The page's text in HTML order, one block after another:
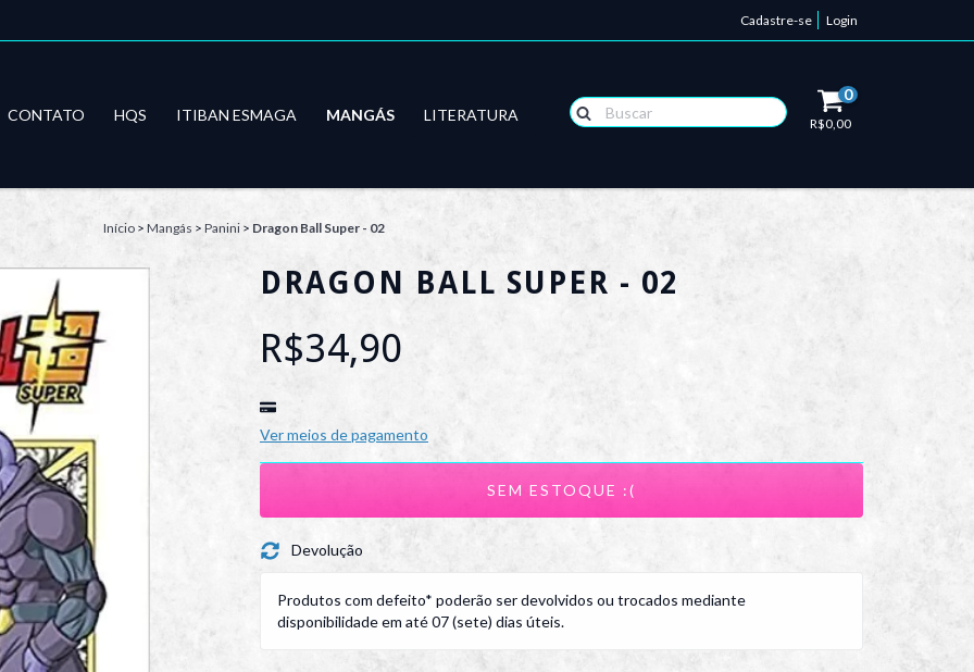
Cadastre-se Login
CONTATO HQS ITIBAN ESMAGA MANGÁS LITERATURA
0
R$0,00
Início > Mangás > Panini > Dragon Ball Super - 02
DRAGON BALL SUPER - 02
R$34,90
Ver meios de pagamento
Devolução
Produtos com defeito* poderão ser devolvidos ou trocados mediante
disponibilidade em até 07 (sete) dias úteis.